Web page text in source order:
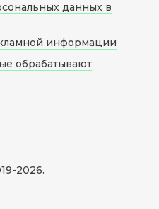
2026.
данных в
информации
обрабатывают